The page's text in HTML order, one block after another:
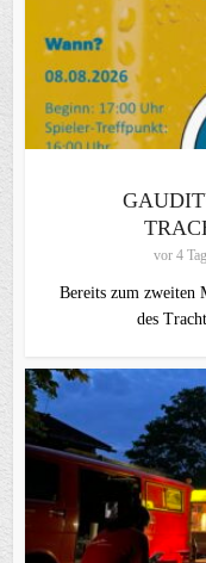
vor 4
Bereits zum zweiten
des